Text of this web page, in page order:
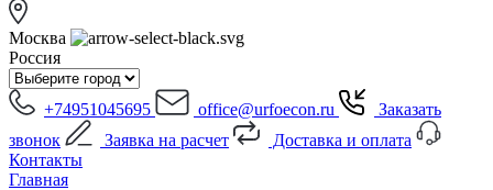
Москва
Россия
+74951045695 office@urfoecon.ru
Заказать
звонок
Заявка на расчет
Доставка и оплата
Контакты
Главная